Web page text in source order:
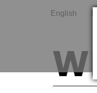
English